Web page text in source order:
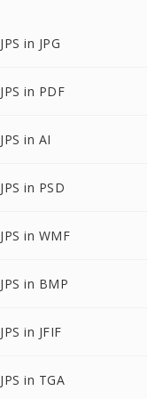
JPS in JPG
JPS in PDF
JPS in AI
JPS in PSD
JPS in WMF
JPS in BMP
JPS in JFIF
JPS in TGA